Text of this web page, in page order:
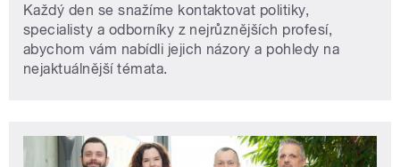
Každý den se snažíme kontaktovat politiky,
specialisty a odborníky z nejrůznějších profesí,
abychom vám nabídli jejich názory a pohledy na
nejaktuálnější témata.